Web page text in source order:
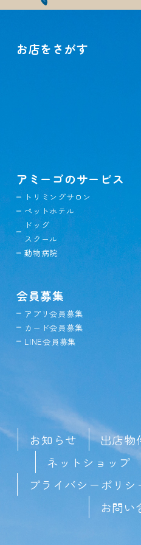
お店をさがす
アミーゴのサービス
トリミングサロン
ペットホテル
ドッグ
スクール
動物病院
会員募集
アプリ会員募集
カード会員募集
LINE会員募集
お知らせ 出店物
ネットショップ
プライバシーポリシ
お問い